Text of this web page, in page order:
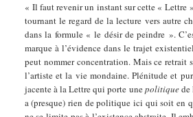
« Il faut revenir un instant sur cette « Lettre
tournant le regard de la lecture vers autre
dans la formule « le désir de peindre ».
marque à l’évidence dans le trajet
peut nommer concentration. Mais ce
l’artiste et la vie mondaine. Plénitude et
jacente à la Lettre qui porte unepolitiquede
a (presque) rien de politique ici qui soit en